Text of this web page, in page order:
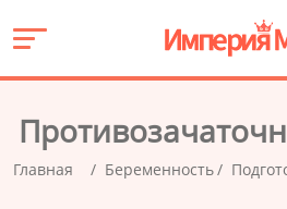
Главная Беременность